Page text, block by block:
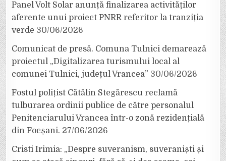
Panel Volt Solar anunță finalizarea activităților
aferente unui proiect PNRR referitor la tranziția
verde 30/06/2026
Comunicat de presă. Comuna Tulnici demarează
proiectul „Digitalizarea turismului local al
comunei Tulnici, județul Vrancea” 30/06/2026
Fostul polițist Cătălin Stegărescu reclamă
tulburarea ordinii publice de către personalul
Penitenciarului Vrancea într-o zonă rezidențială
din Focșani. 27/06/2026
Cristi Irimia: „Despre suveranism, suveraniști și